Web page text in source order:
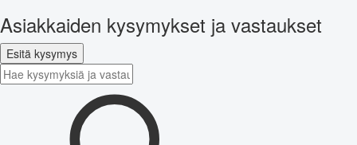
Asiakkaiden kysymykset ja vastaukset
Esitä kysymys